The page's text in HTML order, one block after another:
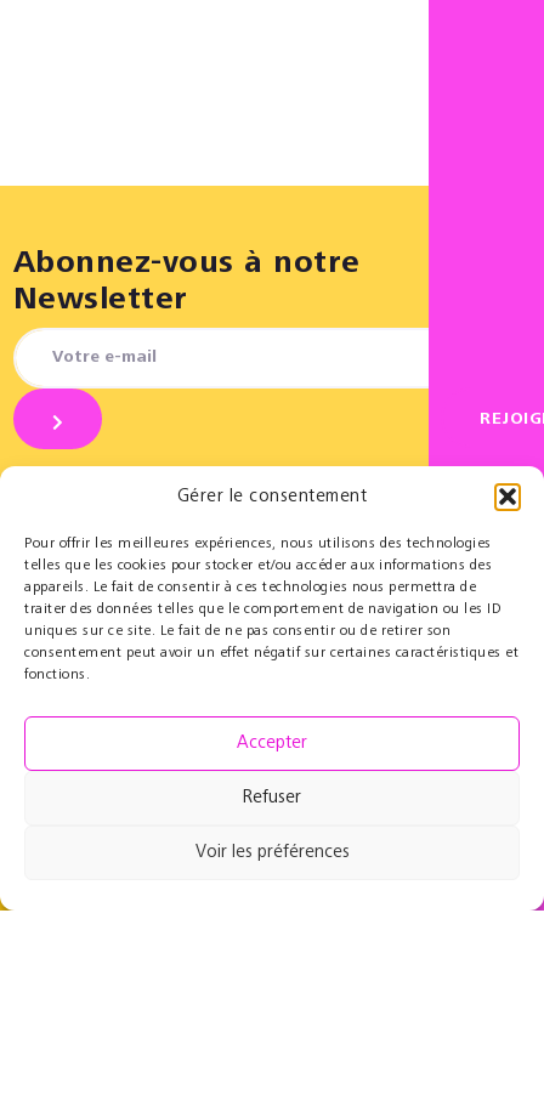
Gérer le consentement
Pour offrir les meilleures expériences, nous utilisons des technologies
telles que les cookies pour stocker et/ou accéder aux informations des
appareils. Le fait de consentir à ces technologies nous permettra de
traiter des données telles que le comportement de navigation ou les ID
uniques sur ce site. Le fait de ne pas consentir ou de retirer son
consentement peut avoir un effet négatif sur certaines caractéristiques et
fonctions.
Accepter
Refuser
Voir les préférences
Abonnez-vous à notre
Newsletter
Partenaires
Le Cercle des Mécènes
Partenaires institutionnels
Nous soutenir
Éducatif
Résidences pédagogiques
t@lenschool
Grand Parcours Sonore
Contact